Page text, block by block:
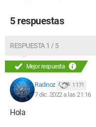
5 respuestas
RESPUESTA 1 / 5
Mejor respuesta
Radinoz 1 171
7 dic. 2022 a las 21:16
Hola